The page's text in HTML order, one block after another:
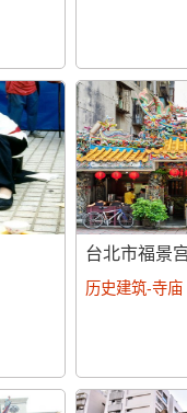
台北市福景
历史建筑-寺庙